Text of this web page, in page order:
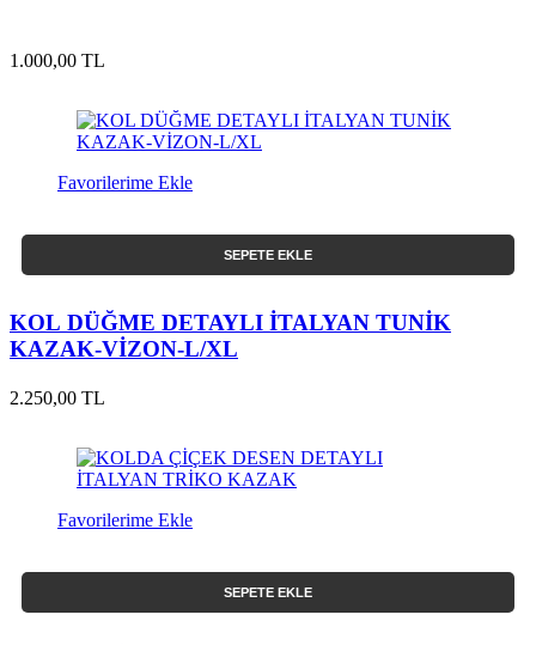
1.000,00 TL
Favorilerime Ekle
SEPETE EKLE
KOL DÜĞME DETAYLI İTALYAN TUNİK
KAZAK-VİZON-L/XL
2.250,00 TL
Favorilerime Ekle
SEPETE EKLE